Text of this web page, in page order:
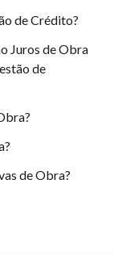
de Crédito?
Juros de Obra
de
de Obra?